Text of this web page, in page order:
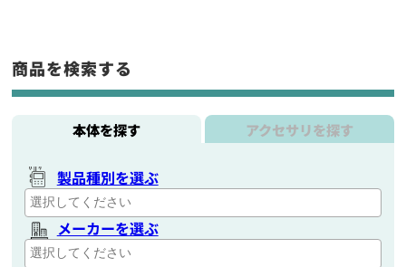
商品を検索する
本体を探す アクセサリを探す
製品種別を選ぶ
メーカーを選ぶ